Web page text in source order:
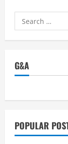
ー
イ
ト
友
業
株
式
会
Search
for:
G&A
POPULAR